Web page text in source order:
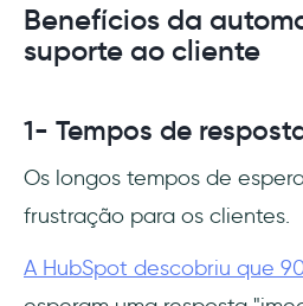
Benefícios da
suporte ao cliente
1- Tempos de
Os longos tempos de
frustração para os clientes.
A HubSpot descobriu que